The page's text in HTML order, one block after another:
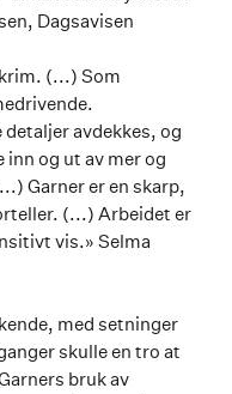
Dagsavisen
(...) Som
avdekkes, og
inn og ut av mer og
Garner er en skarp,
(...) Arbeidet er
vis.» Selma
med setninger
skulle en tro at
bruk av